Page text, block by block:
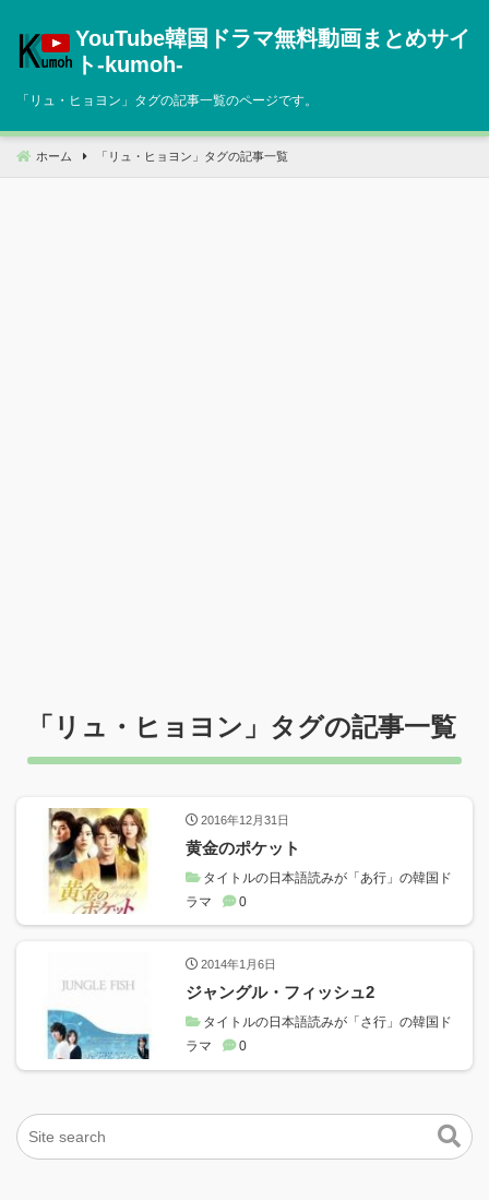
へ
動
YouTube韓国ドラマ無料動画まとめサイ
ト‐kumoh‐
「 リュ・ヒョヨン 」タグの記事一覧のページです。
ホーム 「 リュ・ヒョヨン 」タグの記事一覧
「 リュ・ヒョヨン 」タグの記事一覧
2016年12月31日
黄金のポケット
タイトルの日本語読みが「あ行」の韓国ド
ラマ
0
2014年1月6日
ジャングル・フィッシュ2
タイトルの日本語読みが「さ行」の韓国ド
ラマ
0